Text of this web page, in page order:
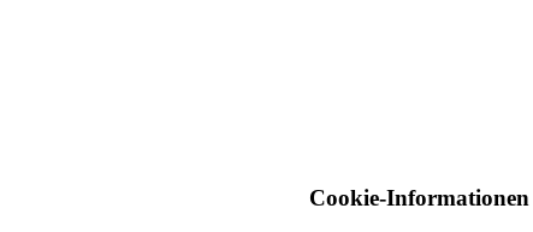
Cookie-Informationen